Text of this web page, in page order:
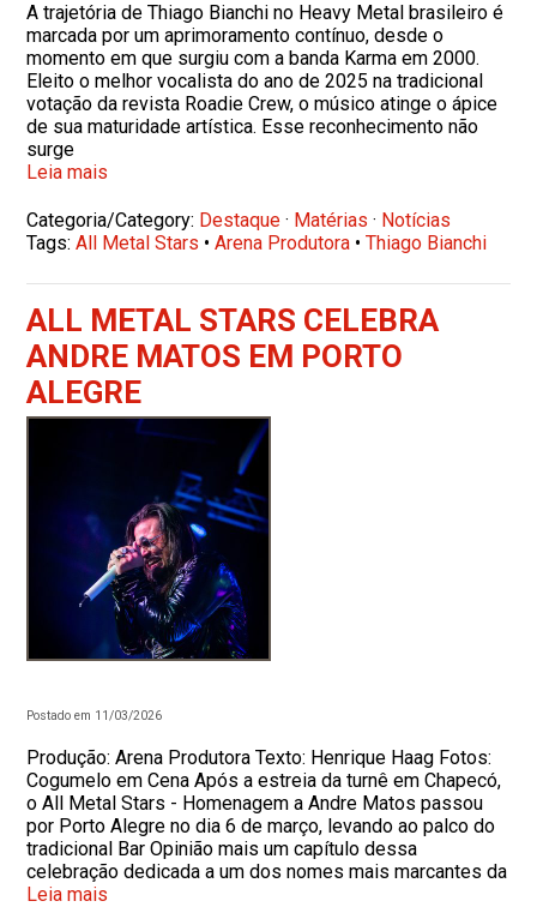
A trajetória de Thiago Bianchi no Heavy Metal brasileiro é
marcada por um aprimoramento contínuo, desde o
momento em que surgiu com a banda Karma em 2000.
Eleito o melhor vocalista do ano de 2025 na tradicional
votação da revista Roadie Crew, o músico atinge o ápice
de sua maturidade artística. Esse reconhecimento não
surge
Leia mais
Categoria/Category: Destaque · Matérias · Notícias
Tags:All Metal Stars •Arena Produtora •Thiago Bianchi
ALL METAL STARS CELEBRA
ANDRE MATOS EM PORTO
ALEGRE
Postado em 11/03/2026
Produção: Arena Produtora Texto: Henrique Haag Fotos:
Cogumelo em Cena Após a estreia da turnê em Chapecó,
o All Metal Stars - Homenagem a Andre Matos passou
por Porto Alegre no dia 6 de março, levando ao palco do
tradicional Bar Opinião mais um capítulo dessa
celebração dedicada a um dos nomes mais marcantes da
Leia mais